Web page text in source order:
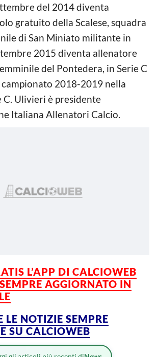
del 2014 diventa
gratuito della Scalese, squadra
di San Miniato militante in
2015 diventa allenatore
del Pontedera, in Serie C
2018-2019 nella
Ulivieri è presidente
Italiana Allenatori Calcio.
L’APP DI CALCIOWEB
SEMPRE AGGIORNATO IN
LE NOTIZIE SEMPRE
SU CALCIOWEB